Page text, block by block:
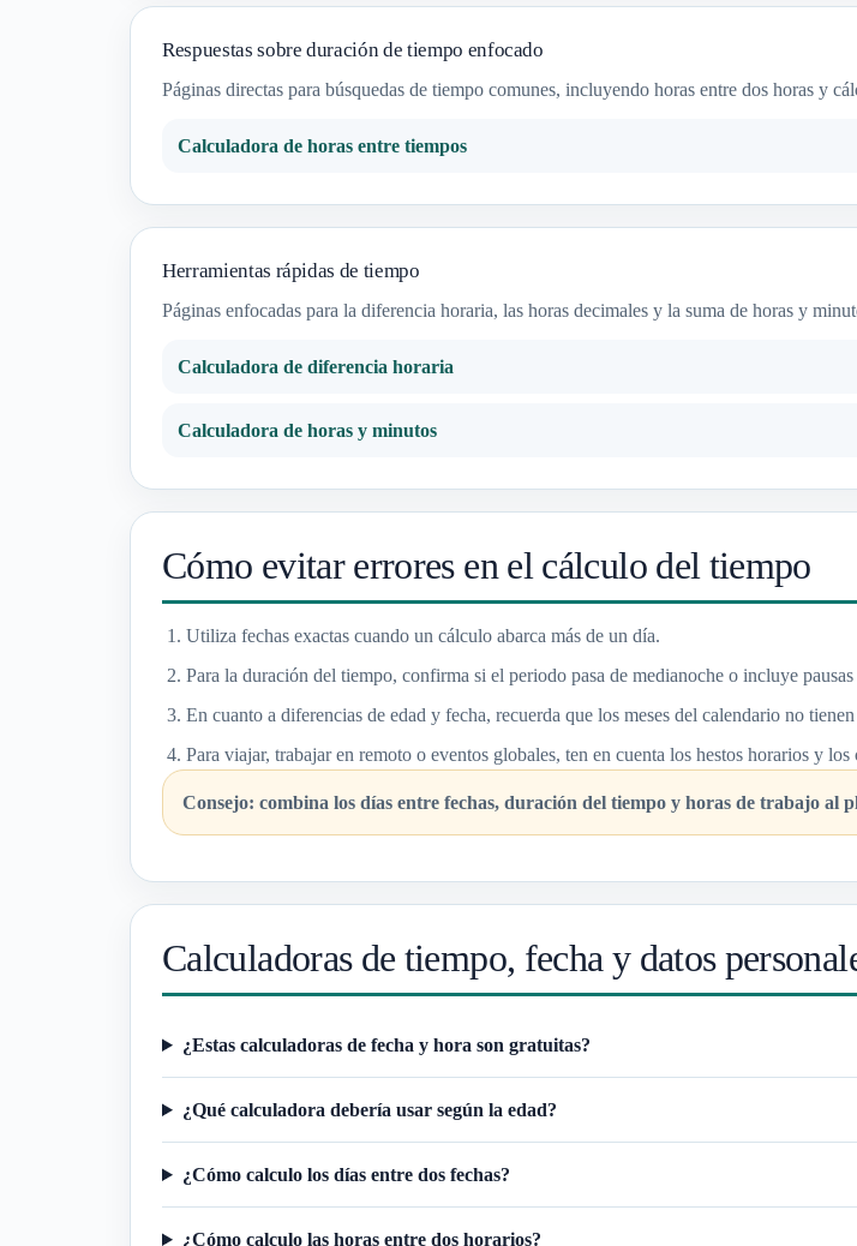
Respuestas sobre duración de tiempo enfocado
Páginas directas para búsquedas de tiempo comunes, incluyendo horas entre dos horas y
Calculadora de horas entre tiempos
Herramientas rápidas de tiempo
Páginas enfocadas para la diferencia horaria, las horas decimales y la suma de horas y
Calculadora de diferencia horaria
Calculadora de horas y minutos
Cómo evitar errores en el cálculo del tiempo
Utiliza fechas exactas cuando un cálculo abarca más de un día.
Para la duración del tiempo, confirma si el periodo pasa de medianoche o incluye pausas
En cuanto a diferencias de edad y fecha, recuerda que los meses del calendario no
Para viajar, trabajar en remoto o eventos globales, ten en cuenta los hestos horarios y
Consejo: combina los días entre fechas, duración del tiempo y horas de trabajo al
Calculadoras de tiempo, fecha y datos
¿Estas calculadoras de fecha y hora son gratuitas?
¿Qué calculadora debería usar según la edad?
¿Cómo calculo los días entre dos fechas?
¿Cómo calculo las horas entre dos horarios?